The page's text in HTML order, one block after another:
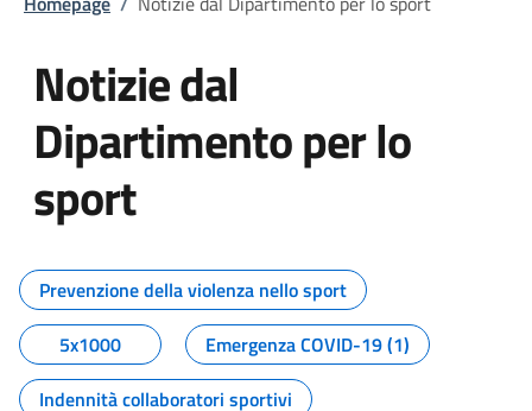
Notizie dal
Dipartimento per lo
sport
Tutti i contenuti della pagina
Prevenzione della violenza nello sport
5x1000
Emergenza COVID-19 (1)
Indennità collaboratori sportivi